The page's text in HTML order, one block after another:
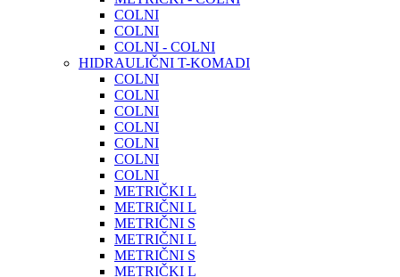
COLNI
COLNI
COLNI - COLNI
HIDRAULIČNI T-KOMADI
COLNI
COLNI
COLNI
COLNI
COLNI
COLNI
COLNI
METRIČKI L
METRIČNI L
METRIČNI S
METRIČNI L
METRIČNI S
METRIČKI L